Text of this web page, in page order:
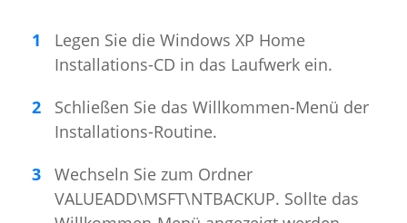
Legen Sie die Windows XP Home
Installations-CD in das Laufwerk ein.
Schließen Sie das Willkommen-Menü der
Installations-Routine.
Wechseln Sie zum Ordner
VALUEADD\MSFT\NTBACKUP. Sollte das